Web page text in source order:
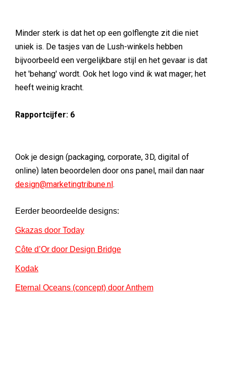
Minder sterk is dat het op een golflengte zit die niet
uniek is. De tasjes van de Lush-winkels hebben
bijvoorbeeld een vergelijkbare stijl en het gevaar is dat
het 'behang' wordt. Ook het logo vind ik wat mager; het
heeft weinig kracht.
Rapportcijfer: 6
Ook je design (packaging, corporate, 3D, digital of
online) laten beoordelen door ons panel, mail dan naar
design@marketingtribune.nl.
Eerder beoordeelde designs:
Gkazas door Today
Côte d’Or ​door Design Bridge
Kodak
Eternal Oceans (concept) door Anthem